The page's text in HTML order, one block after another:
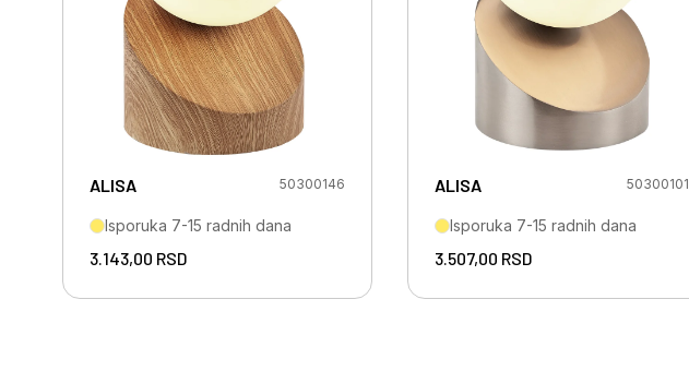
ALISA 50300146
Isporuka 7-15 radnih dana
3.143,00 RSD
ALISA 50300101
Isporuka 7-15 radnih dana
3.507,00 RSD